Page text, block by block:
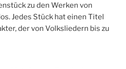
zu den Werken von
Jedes Stück hat einen Titel
der von Volksliedern bis zu